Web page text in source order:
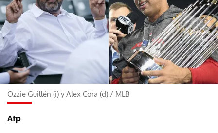
Ozzie Guillén (i) y Alex Cora (d) / MLB
Afp